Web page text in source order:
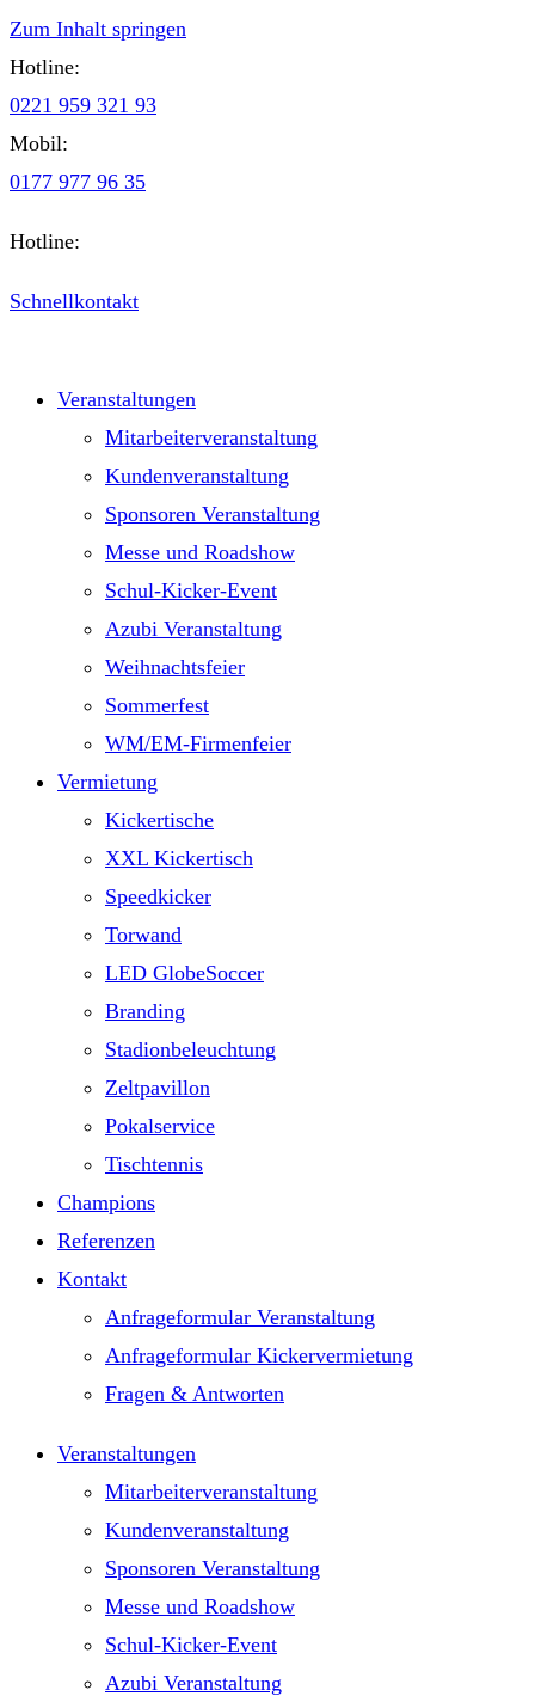
Zum Inhalt springen
Hotline:
0221 959 321 93
Mobil:
0177 977 96 35
Hotline:
Schnellkontakt
Veranstaltungen
Mitarbeiterveranstaltung
Kundenveranstaltung
Sponsoren Veranstaltung
Messe und Roadshow
Schul-Kicker-Event
Azubi Veranstaltung
Weihnachtsfeier
Sommerfest
WM/EM-Firmenfeier
Vermietung
Kickertische
XXL Kickertisch
Speedkicker
Torwand
LED GlobeSoccer
Branding
Stadionbeleuchtung
Zeltpavillon
Pokalservice
Tischtennis
Champions
Referenzen
Kontakt
Anfrageformular Veranstaltung
Anfrageformular Kickervermietung
Fragen & Antworten
Veranstaltungen
Mitarbeiterveranstaltung
Kundenveranstaltung
Sponsoren Veranstaltung
Messe und Roadshow
Schul-Kicker-Event
Azubi Veranstaltung